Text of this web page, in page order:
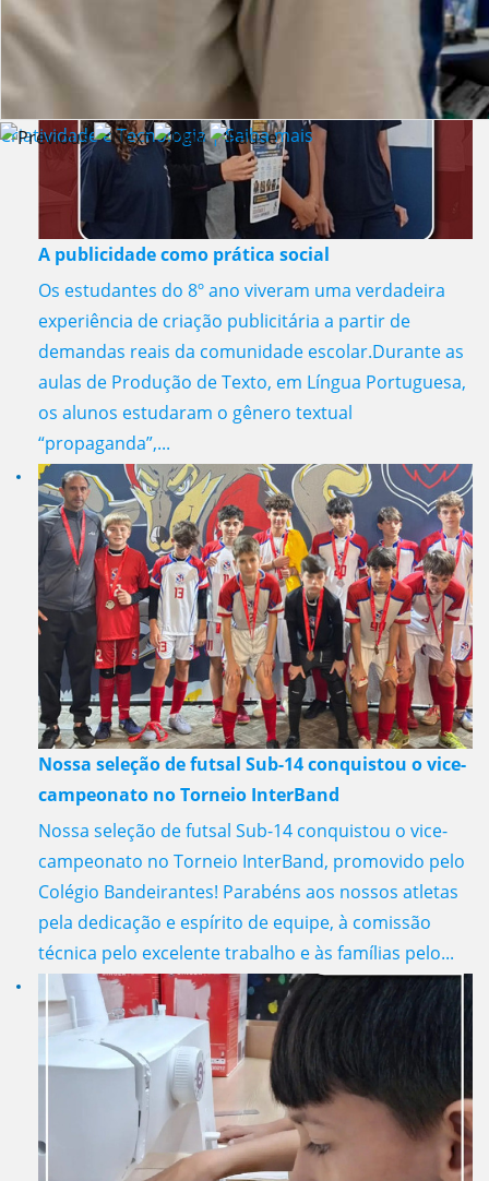
Criatividade e Tecnologia | Saiba mais
A publicidade como prática social
Os estudantes do 8º ano viveram uma verdadeira
experiência de criação publicitária a partir de
demandas reais da comunidade escolar.Durante as
aulas de Produção de Texto, em Língua Portuguesa,
os alunos estudaram o gênero textual
“propaganda”,...
Nossa seleção de futsal Sub-14 conquistou o vice-
campeonato no Torneio InterBand
Nossa seleção de futsal Sub-14 conquistou o vice-
campeonato no Torneio InterBand, promovido pelo
Colégio Bandeirantes! Parabéns aos nossos atletas
pela dedicação e espírito de equipe, à comissão
técnica pelo excelente trabalho e às famílias pelo...